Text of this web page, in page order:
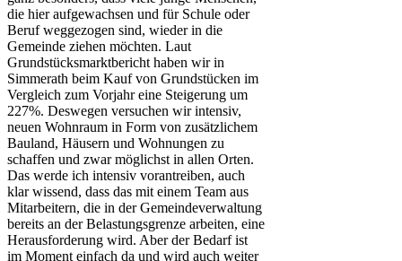
die hier aufgewachsen und für Schule oder
Beruf weggezogen sind, wieder in die
Gemeinde ziehen möchten. Laut
Grundstücksmarktbericht haben wir in
Simmerath beim Kauf von Grundstücken im
Vergleich zum Vorjahr eine Steigerung um
227%. Deswegen versuchen wir intensiv,
neuen Wohnraum in Form von zusätzlichem
Bauland, Häusern und Wohnungen zu
schaffen und zwar möglichst in allen Orten.
Das werde ich intensiv vorantreiben, auch
klar wissend, dass das mit einem Team aus
Mitarbeitern, die in der Gemeindeverwaltung
bereits an der Belastungsgrenze arbeiten, eine
Herausforderung wird. Aber der Bedarf ist
im Moment einfach da und wird auch weiter